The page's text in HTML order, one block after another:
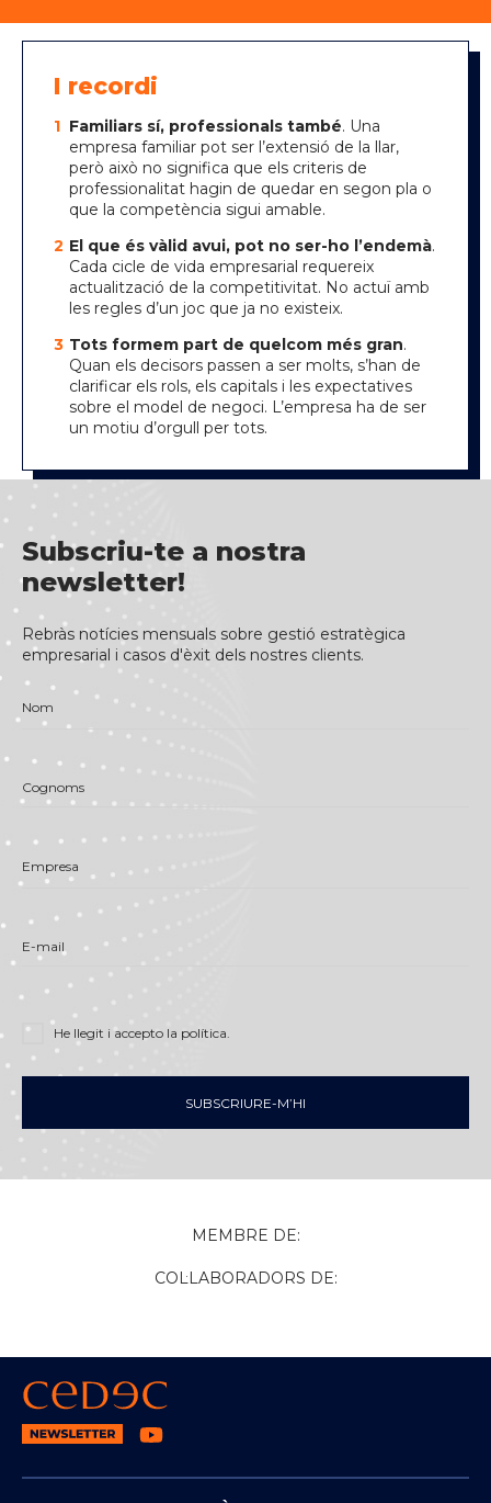
I recordi
Familiars sí, professionals també. Una
empresa familiar pot ser l’extensió de la llar,
però això no significa que els criteris de
professionalitat hagin de quedar en segon pla o
que la competència sigui amable.
El que és vàlid avui, pot no ser-ho l’endemà.
Cada cicle de vida empresarial requereix
actualització de la competitivitat. No actuï amb
les regles d’un joc que ja no existeix.
Tots formem part de quelcom més gran.
Quan els decisors passen a ser molts, s’han de
clarificar els rols, els capitals i les expectatives
sobre el model de negoci. L’empresa ha de ser
un motiu d’orgull per tots.
Subscriu-te a nostra
newsletter!
Rebràs notícies mensuals sobre gestió estratègica
empresarial i casos d'èxit dels nostres clients.
Nom
Cognoms
Empresa
E-mail
He llegit i accepto la política.
SUBSCRIURE-M’HI
MEMBRE DE:
COL·LABORADORS DE: